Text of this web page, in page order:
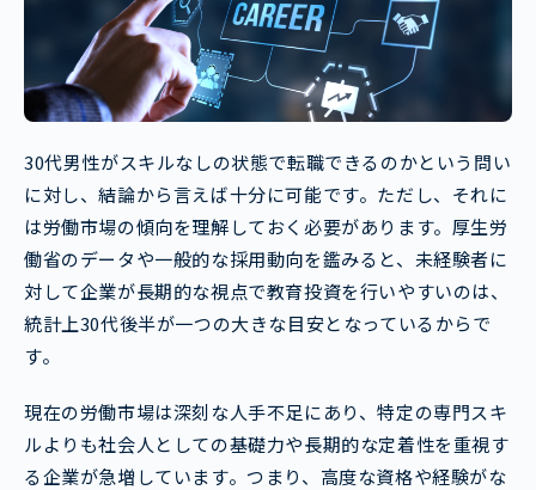
30代男性がスキルなしの状態で転職できるのかという問い
に対し、結論から言えば十分に可能です。ただし、それに
は労働市場の傾向を理解しておく必要があります。厚生労
働省のデータや一般的な採用動向を鑑みると、未経験者に
対して企業が長期的な視点で教育投資を行いやすいのは、
統計上30代後半が一つの大きな目安となっているからで
す。
現在の労働市場は深刻な人手不足にあり、特定の専門スキ
ルよりも社会人としての基礎力や長期的な定着性を重視す
る企業が急増しています。つまり、高度な資格や経験がな